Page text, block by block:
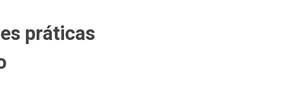
práticas